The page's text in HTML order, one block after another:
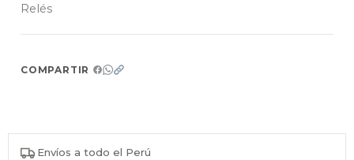
Relés
COMPARTIR
Envíos a todo el Perú